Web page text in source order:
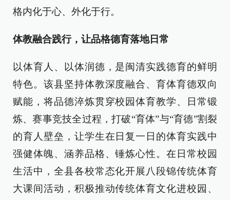
格内化于心、外化于行。
体教融合践行，让品格德育落地日常
以体育人、以体润德，是闽清实践德育的鲜明
特色。该县坚持体教深度融合、育体育德双向
赋能，将品德淬炼贯穿校园体育教学、日常锻
炼、赛事竞技全过程，打破“育体”与“育德”割裂
的育人壁垒，让学生在日复一日的体育实践中
强健体魄、涵养品格、锤炼心性。在日常校园
生活中，全县各校常态化开展八段锦传统体育
大课间活动，积极推动传统体育文化进校园、